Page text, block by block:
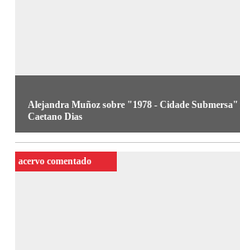
Alejandra Muñoz sobre "1978 - Cidade Submersa"
Caetano Dias
Alejandra Muñoz, arquiteta, curadora e crítica
comenta a obra 1978 - Cidade Submersa
acervo comentado